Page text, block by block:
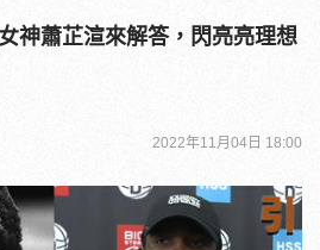
神蕭芷渲來解答，閃亮亮理想
2022年11月04日 18:00